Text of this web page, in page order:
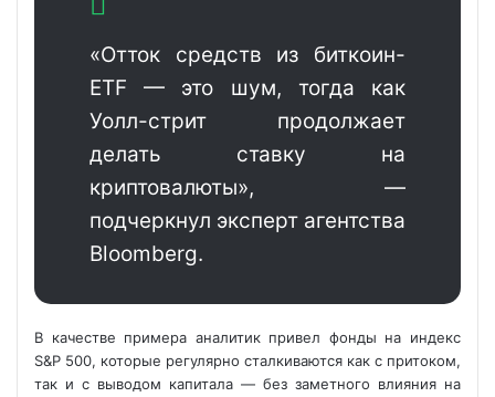
«Отток средств из биткоин-
ETF — это шум, тогда как
Уолл-стрит продолжает
делать ставку на
криптовалюты», —
подчеркнул эксперт агентства
Bloomberg.
В качестве примера аналитик привел фонды на индекс
S&P 500, которые регулярно сталкиваются как с притоком,
так и с выводом капитала — без заметного влияния на